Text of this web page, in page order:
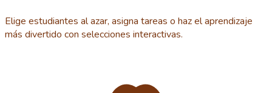
Elige estudiantes al azar, asigna tareas o haz el aprendizaje
más divertido con selecciones interactivas.